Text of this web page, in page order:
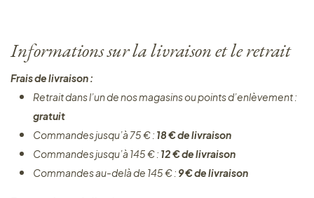
Informations sur la livraison et le retrait
Frais de livraison :
Retrait dans l’un de nos magasins ou points d’enlèvement :
gratuit
Commandes jusqu’à 75 € : 18 € de livraison
Commandes jusqu’à 145 € : 12 € de livraison
Commandes au-delà de 145 € : 9 € de livraison